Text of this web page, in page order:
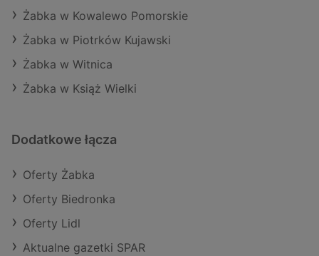
Żabka w Kowalewo Pomorskie
Żabka w Piotrków Kujawski
Żabka w Witnica
Żabka w Książ Wielki
Dodatkowe łącza
Oferty Żabka
Oferty Biedronka
Oferty Lidl
Aktualne gazetki SPAR